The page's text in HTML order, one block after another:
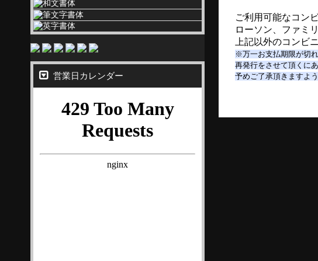
ご利用可能なコン
ローソン、ファミ
上記以外のコンビ
※万一お支払期限が切
再発行をさせて頂くに
予めご了承頂きますよ
営業日カレンダー